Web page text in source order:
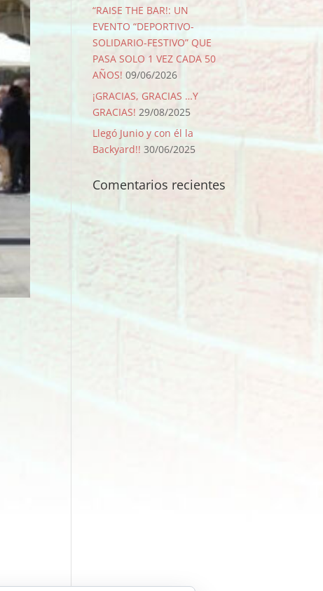
“RAISE THE BAR!: UN
EVENTO “DEPORTIVO-
SOLIDARIO-FESTIVO” QUE
PASA SOLO 1 VEZ CADA 50
AÑOS! 09/06/2026
¡GRACIAS, GRACIAS …Y
GRACIAS! 29/08/2025
Llegó Junio y con él la
Backyard!! 30/06/2025
Comentarios recientes